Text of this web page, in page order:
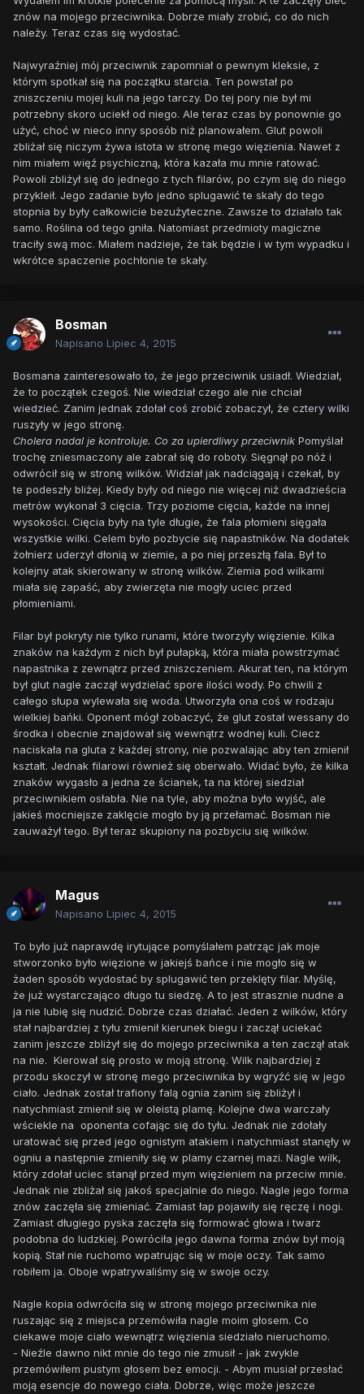
znów na mojego przeciwnika. Dobrze miały zrobić, co do nich
należy. Teraz czas się wydostać.
Najwyraźniej mój przeciwnik zapomniał o pewnym kleksie, z
którym spotkał się na początku starcia. Ten powstał po
zniszczeniu mojej kuli na jego tarczy. Do tej pory nie był mi
potrzebny skoro uciekł od niego. Ale teraz czas by ponownie go
użyć, choć w nieco inny sposób niż planowałem. Glut powoli
zbliżał się niczym żywa istota w stronę mego więzienia. Nawet z
nim miałem więź psychiczną, która kazała mu mnie ratować.
Powoli zbliżył się do jednego z tych filarów, po czym się do niego
przykleił. Jego zadanie było jedno splugawić te skały do tego
stopnia by były całkowicie bezużyteczne. Zawsze to działało tak
samo. Roślina od tego gniła. Natomiast przedmioty magiczne
traciły swą moc. Miałem nadzieje, że tak będzie i w tym wypadku i
wkrótce spaczenie pochłonie te skały.
Bosman
Napisano Lipiec 4, 2015
Bosmana zainteresowało to, że jego przeciwnik usiadł. Wiedział,
że to początek czegoś. Nie wiedział czego ale nie chciał
wiedzieć. Zanim jednak zdołał coś zrobić zobaczył, że cztery wilki
ruszyły w jego stronę.
Cholera nadal je kontroluje. Co za upierdliwy przeciwnik Pomyślał
trochę zniesmaczony ale zabrał się do roboty. Sięgnął po nóż i
odwrócił się w stronę wilków. Widział jak nadciągają i czekał, by
te podeszły bliżej. Kiedy były od niego nie więcej niż dwadzieścia
metrów wykonał 3 cięcia. Trzy poziome cięcia, każde na innej
wysokości. Cięcia były na tyle długie, że fala płomieni sięgała
wszystkie wilki. Celem było pozbycie się napastników. Na dodatek
żołnierz uderzył dłonią w ziemie, a po niej przeszłą fala. Był to
kolejny atak skierowany w stronę wilków. Ziemia pod wilkami
miała się zapaść, aby zwierzęta nie mogły uciec przed
płomieniami.
Filar był pokryty nie tylko runami, które tworzyły więzienie. Kilka
znaków na każdym z nich był pułapką, która miała powstrzymać
napastnika z zewnątrz przed zniszczeniem. Akurat ten, na którym
był glut nagle zaczął wydzielać spore ilości wody. Po chwili z
całego słupa wylewała się woda. Utworzyła ona coś w rodzaju
wielkiej bańki. Oponent mógł zobaczyć, że glut został wessany do
środka i obecnie znajdował się wewnątrz wodnej kuli. Ciecz
naciskała na gluta z każdej strony, nie pozwalając aby ten zmienił
kształt. Jednak filarowi również się oberwało. Widać było, że kilka
znaków wygasło a jedna ze ścianek, ta na której siedział
przeciwnikiem osłabła. Nie na tyle, aby można było wyjść, ale
jakieś mocniejsze zaklęcie mogło by ją przełamać. Bosman nie
zauważył tego. Był teraz skupiony na pozbyciu się wilków.
Magus
Napisano Lipiec 4, 2015
To było już naprawdę irytujące pomyślałem patrząc jak moje
stworzonko było więzione w jakiejś bańce i nie mogło się w
żaden sposób wydostać by splugawić ten przeklęty filar. Myślę,
że już wystarczająco długo tu siedzę. A to jest strasznie nudne a
ja nie lubię się nudzić. Dobrze czas działać. Jeden z wilków, który
stał najbardziej z tyłu zmienił kierunek biegu i zaczął uciekać
zanim jeszcze zbliżył się do mojego przeciwnika a ten zaczął atak
na nie. Kierował się prosto w moją stronę. Wilk najbardziej z
przodu skoczył w stronę mego przeciwnika by wgryźć się w jego
ciało. Jednak został trafiony falą ognia zanim się zbliżył i
natychmiast zmienił się w oleistą plamę. Kolejne dwa warczały
wściekle na oponenta cofając się do tyłu. Jednak nie zdołały
uratować się przed jego ognistym atakiem i natychmiast stanęły w
ogniu a następnie zmieniły się w plamy czarnej mazi. Nagle wilk,
który zdołał uciec stanął przed mym więzieniem na przeciw mnie.
Jednak nie zbliżał się jakoś specjalnie do niego. Nagle jego forma
znów zaczęła się zmieniać. Zamiast łap pojawiły się ręczę i nogi.
Zamiast długiego pyska zaczęła się formować głowa i twarz
podobna do ludzkiej. Powróciła jego dawna forma znów był moją
kopią. Stał nie ruchomo wpatrując się w moje oczy. Tak samo
robiłem ja. Oboje wpatrywaliśmy się w swoje oczy.
Nagle kopia odwróciła się w stronę mojego przeciwnika nie
ruszając się z miejsca przemówiła nagle moim głosem. Co
ciekawe moje ciało wewnątrz więzienia siedziało nieruchomo.
- Nieźle dawno nikt mnie do tego nie zmusił - jak zwykle
przemówiłem pustym głosem bez emocji. - Abym musiał przesłać
moją esencje do nowego ciała. Dobrze, więc może jeszcze